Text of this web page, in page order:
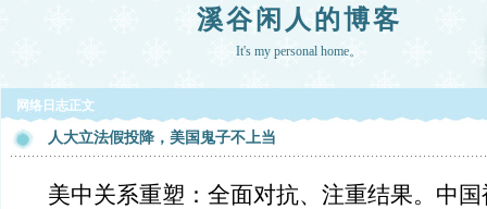
溪谷闲人的博客
It's my personal home。
网络日志正文
人大立法假投降，美国鬼子不上当
美中关系重塑：全面对抗、注重结果。中